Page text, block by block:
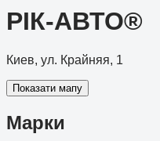
РІК-АВТО®
Киев, ул. Крайняя, 1
Показати мапу
Марки